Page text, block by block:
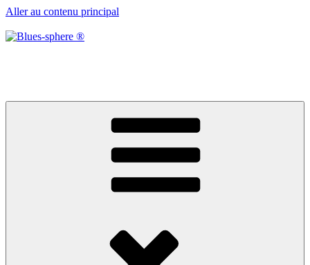
Aller au contenu principal